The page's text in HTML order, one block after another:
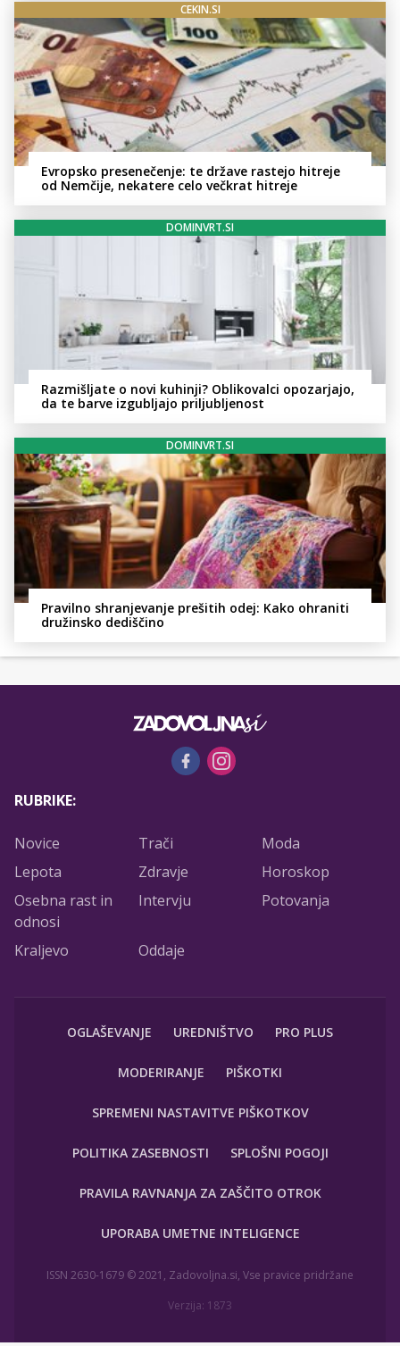
CEKIN.SI
Evropsko presenečenje: te države rastejo hitreje
od Nemčije, nekatere celo večkrat hitreje
DOMINVRT.SI
Razmišljate o novi kuhinji? Oblikovalci opozarjajo,
da te barve izgubljajo priljubljenost
DOMINVRT.SI
Pravilno shranjevanje prešitih odej: Kako ohraniti
družinsko dediščino
RUBRIKE:
Novice Trači
Moda
Lepota
Zdravje
Horoskop
Osebna rast in
odnosi
Intervju Potovanja
Kraljevo Oddaje
OGLAŠEVANJE UREDNIŠTVO PRO PLUS
MODERIRANJE PIŠKOTKI
SPREMENI NASTAVITVE PIŠKOTKOV
POLITIKA ZASEBNOSTI SPLOŠNI POGOJI
PRAVILA RAVNANJA ZA ZAŠČITO OTROK
UPORABA UMETNE INTELIGENCE
ISSN 2630-1679 © 2021, Zadovoljna.si, Vse pravice pridržane
Verzija: 1873